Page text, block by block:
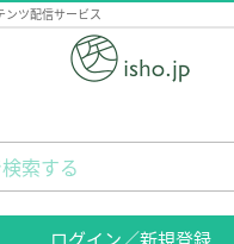
ンツ配信サービス
ログイン／新規登録